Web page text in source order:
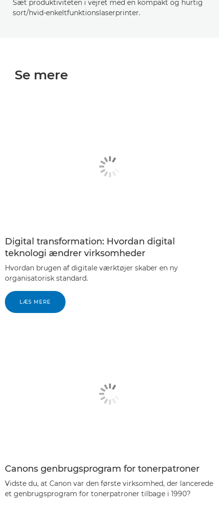
Sæt produktiviteten i vejret med en kompakt og hurtig
sort/hvid-enkeltfunktionslaserprinter.
Se mere
Digital transformation: Hvordan digital
teknologi ændrer virksomheder
Hvordan brugen af digitale værktøjer skaber en ny
organisatorisk standard.
LÆS MERE
Canons genbrugsprogram for tonerpatroner
Vidste du, at Canon var den første virksomhed, der lancerede
et genbrugsprogram for tonerpatroner tilbage i 1990?